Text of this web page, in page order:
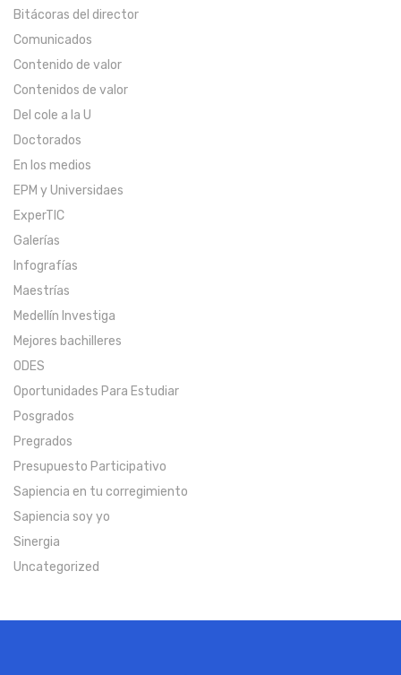
Bitácoras del director
Comunicados
Contenido de valor
Contenidos de valor
Del cole a la U
Doctorados
En los medios
EPM y Universidaes
ExperTIC
Galerías
Infografías
Maestrías
Medellín Investiga
Mejores bachilleres
ODES
Oportunidades Para Estudiar
Posgrados
Pregrados
Presupuesto Participativo
Sapiencia en tu corregimiento
Sapiencia soy yo
Sinergia
Uncategorized